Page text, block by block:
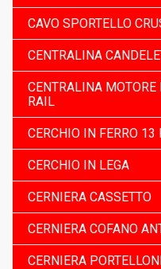
CAVO SPORTELLO
CENTRALINA
CENTRALINA
RAIL
CERCHIO IN FERRO 13
CERCHIO IN LEGA
CERNIERA CASSETTO
CERNIERA COFANO
CERNIERA